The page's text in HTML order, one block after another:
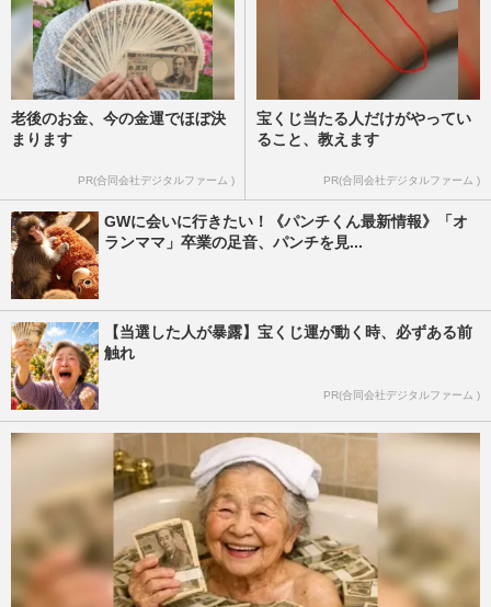
老後のお金、今の金運でほぼ決
まります
PR(合同会社デジタルファーム )
宝くじ当たる人だけがやってい
ること、教えます
PR(合同会社デジタルファーム )
GWに会いに行きたい！《パンチくん最新情報》「オ
ランママ」卒業の足音、パンチを見...
【当選した人が暴露】宝くじ運が動く時、必ずある前
触れ
PR(合同会社デジタルファーム )